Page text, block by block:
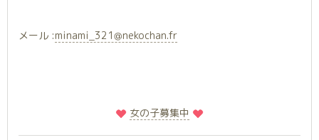
メール :minami_321@nekochan.fr
️女の子募集中